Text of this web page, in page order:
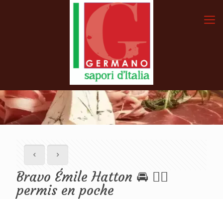
Bravo Émile Hatton 🚘 👍🏻
permis en poche